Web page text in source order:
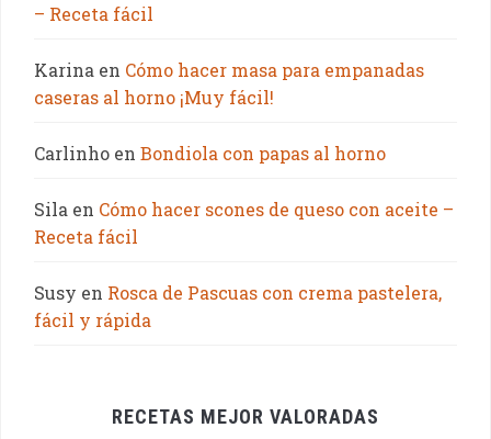
– Receta fácil
Karina en Cómo hacer masa para empanadas
caseras al horno ¡Muy fácil!
Carlinho en Bondiola con papas al horno
Sila en Cómo hacer scones de queso con aceite –
Receta fácil
Susy en Rosca de Pascuas con crema pastelera,
fácil y rápida
RECETAS MEJOR VALORADAS